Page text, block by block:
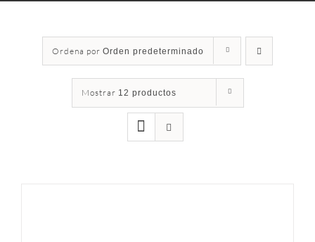
Ordena por Orden predeterminado
Mostrar 12 productos